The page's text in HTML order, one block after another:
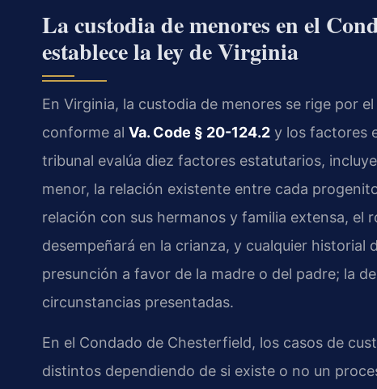
La custodia de menores en el
establece la ley de Virginia
En Virginia, la custodia de menores se rige por
conforme al Va. Code § 20-124.2 y los factores
tribunal evalúa diez factores estatutarios,
menor, la relación existente entre cada
relación con sus hermanos y familia extensa, el
desempeñará en la crianza, y cualquier historial
presunción a favor de la madre o del padre; la
circunstancias presentadas.
En el Condado de Chesterfield, los casos de
distintos dependiendo de si existe o no un